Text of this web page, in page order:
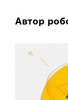
Автор